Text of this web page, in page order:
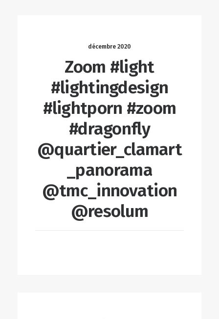
décembre 2020
Zoom #light
#lightingdesign
#lightporn #zoom
#dragonfly
@quartier_clamart
_panorama
@tmc_innovation
@resolum